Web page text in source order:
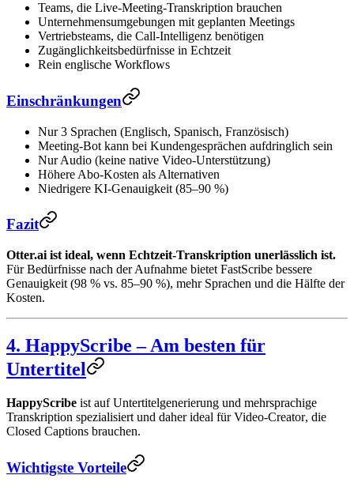
Teams, die Live-Meeting-Transkription brauchen
Unternehmensumgebungen mit geplanten Meetings
Vertriebsteams, die Call-Intelligenz benötigen
Zugänglichkeitsbedürfnisse in Echtzeit
Rein englische Workflows
Einschränkungen
Nur 3 Sprachen (Englisch, Spanisch, Französisch)
Meeting-Bot kann bei Kundengesprächen aufdringlich sein
Nur Audio (keine native Video-Unterstützung)
Höhere Abo-Kosten als Alternativen
Niedrigere KI-Genauigkeit (85–90 %)
Fazit
Otter.ai ist ideal, wenn Echtzeit-Transkription unerlässlich ist.
Für Bedürfnisse nach der Aufnahme bietet FastScribe bessere
Genauigkeit (98 % vs. 85–90 %), mehr Sprachen und die Hälfte der
Kosten.
4. HappyScribe – Am besten für
Untertitel
HappyScribe ist auf Untertitelgenerierung und mehrsprachige
Transkription spezialisiert und daher ideal für Video-Creator, die
Closed Captions brauchen.
Wichtigste Vorteile